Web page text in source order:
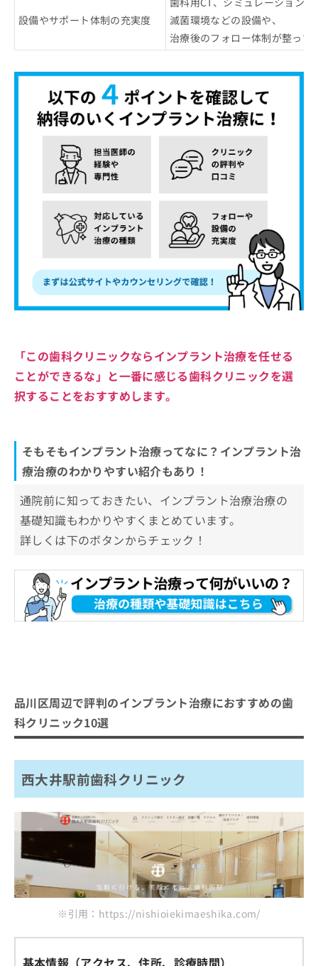
設備やサポート体制の充実度
滅菌環境などの設備や、
治療後のフォロー体制が整って
「この歯科クリニックならインプラント治療を任せる
ことができるな」と一番に感じる歯科クリニックを選
択することをおすすめします。
そもそもインプラント治療ってなに？インプラント治
療治療のわかりやすい紹介もあり！
通院前に知っておきたい、インプラント治療治療の
基礎知識もわかりやすくまとめています。
詳しくは下のボタンからチェック！
品川区周辺で評判のインプラント治療におすすめの歯
科クリニック10選
西大井駅前歯科クリニック
※引用：https://nishioiekimaeshika.com/
基本情報（アクセス、住所、診療時間）